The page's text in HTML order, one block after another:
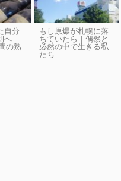
自分
へ
の熟
もし原爆が札幌に落
ちていたら｜偶然と
必然の中で生きる私
たち